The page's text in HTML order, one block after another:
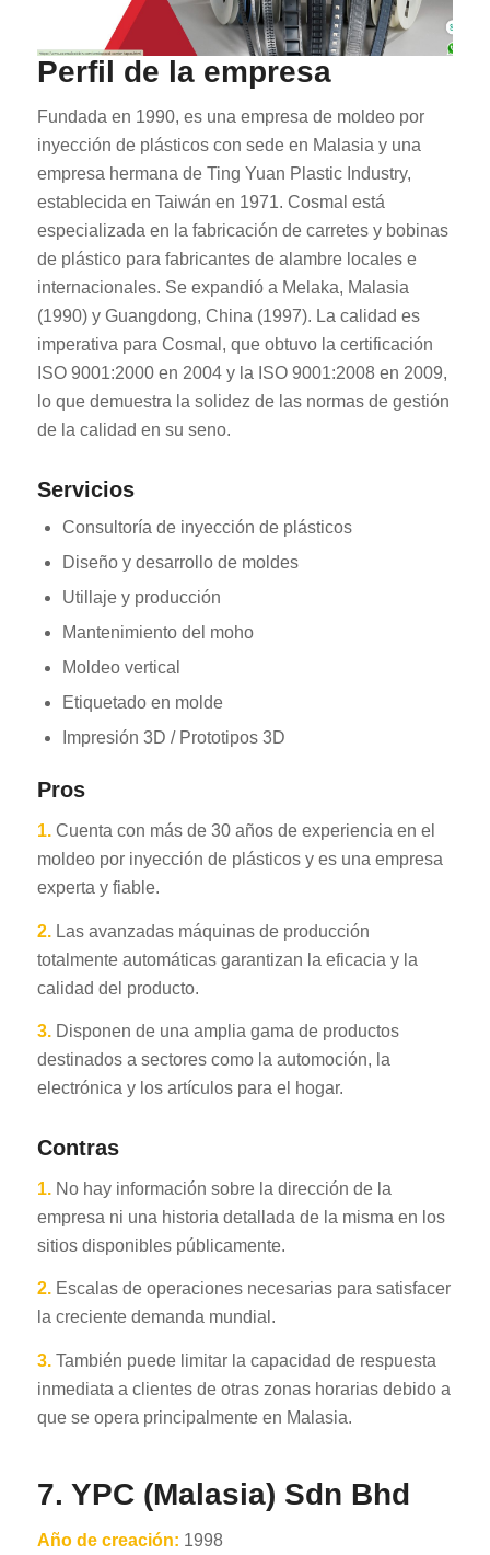
Perfil de la empresa
Fundada en 1990, es una empresa de moldeo por
inyección de plásticos con sede en Malasia y una
empresa hermana de Ting Yuan Plastic Industry,
establecida en Taiwán en 1971. Cosmal está
especializada en la fabricación de carretes y bobinas
de plástico para fabricantes de alambre locales e
internacionales. Se expandió a Melaka, Malasia
(1990) y Guangdong, China (1997). La calidad es
imperativa para Cosmal, que obtuvo la certificación
ISO 9001:2000 en 2004 y la ISO 9001:2008 en 2009,
lo que demuestra la solidez de las normas de gestión
de la calidad en su seno.
Servicios
Consultoría de inyección de plásticos
Diseño y desarrollo de moldes
Utillaje y producción
Mantenimiento del moho
Moldeo vertical
Etiquetado en molde
Impresión 3D / Prototipos 3D
Pros
1.Cuenta con más de 30 años de experiencia en el
moldeo por inyección de plásticos y es una empresa
experta y fiable.
2.Las avanzadas máquinas de producción
totalmente automáticas garantizan la eficacia y la
calidad del producto.
3.Disponen de una amplia gama de productos
destinados a sectores como la automoción, la
electrónica y los artículos para el hogar.
Contras
1.No hay información sobre la dirección de la
empresa ni una historia detallada de la misma en los
sitios disponibles públicamente.
2.Escalas de operaciones necesarias para satisfacer
la creciente demanda mundial.
3.También puede limitar la capacidad de respuesta
inmediata a clientes de otras zonas horarias debido a
que se opera principalmente en Malasia.
7. YPC (Malasia) Sdn Bhd
Año de creación: 1998